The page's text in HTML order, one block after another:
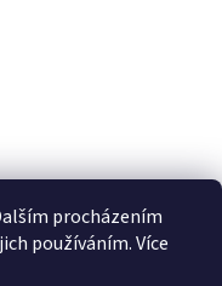
procházením
používáním. Více